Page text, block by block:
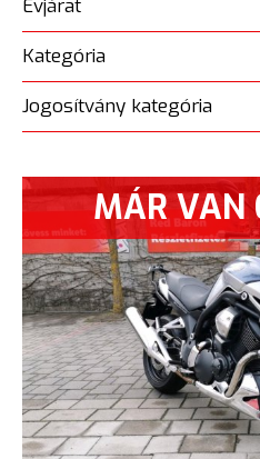
Évjárat
Kategória
Jogosítvány kategória
MÁR VAN